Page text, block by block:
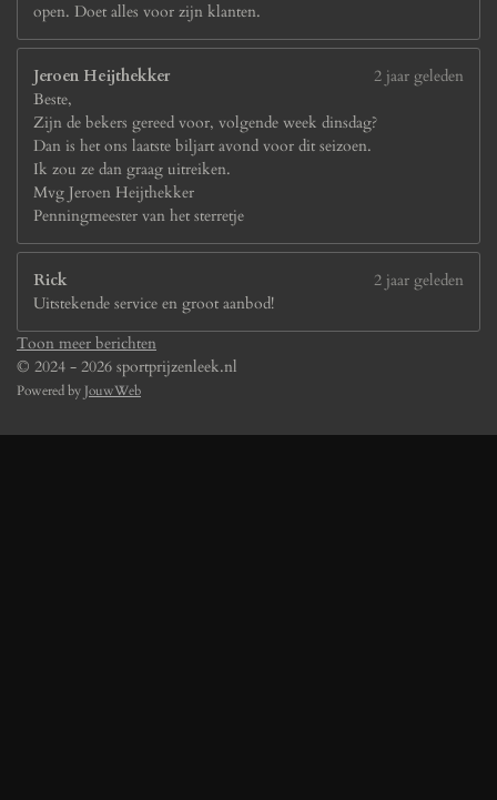
open. Doet alles voor zijn klanten.
Jeroen Heijthekker
2 jaar geleden
Beste,
Zijn de bekers gereed voor, volgende week dinsdag?
Dan is het ons laatste biljart avond voor dit seizoen.
Ik zou ze dan graag uitreiken.
Mvg Jeroen Heijthekker
Penningmeester van het sterretje
Rick
2 jaar geleden
Uitstekende service en groot aanbod!
Toon meer berichten
© 2024 - 2026 sportprijzenleek.nl
Powered by JouwWeb